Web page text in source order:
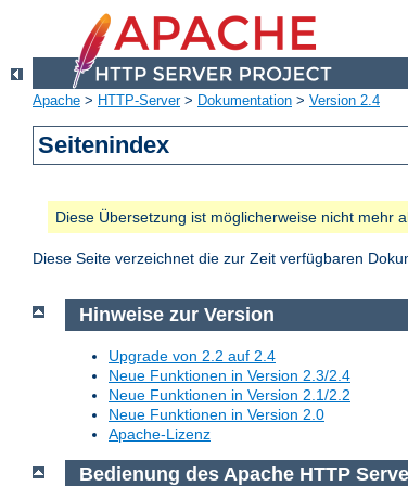
Apache > HTTP-Server> Dokumentation > Version 2.4
Seitenindex
Diese Übersetzung ist möglicherweise nicht mehr
Diese Seite verzeichnet die zur Zeit verfügbaren
Hinweise zur Version
Upgrade von 2.2 auf 2.4
Neue Funktionen in Version 2.3/2.4
Neue Funktionen in Version 2.1/2.2
Neue Funktionen in Version 2.0
Apache-Lizenz
Bedienung des Apache HTTP